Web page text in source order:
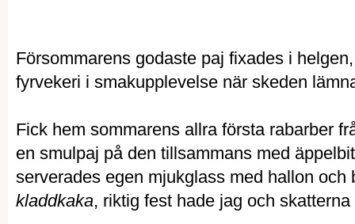
Försommarens godaste paj fixades i
fyrvekeri i smakupplevelse när skeden
Fick hem sommarens allra första rabarber
en smulpaj på den tillsammans med
serverades egen mjukglass med hallon
kladdkaka, riktig fest hade jag och